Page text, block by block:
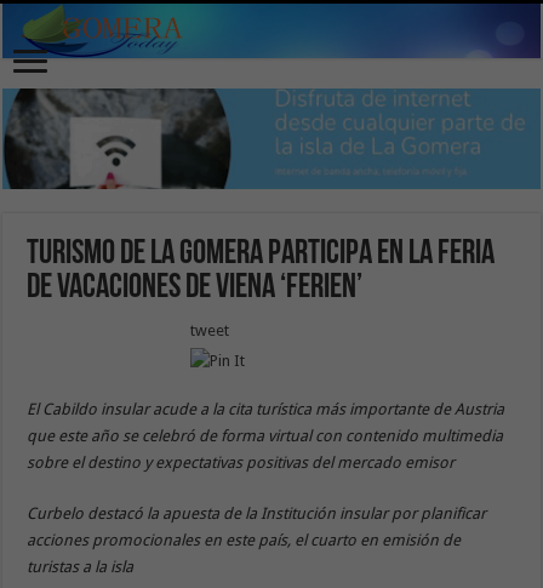
Turismo de La Gomera participa en la Feria
de Vacaciones de Viena ‘Ferien’
tweet
El Cabildo insular acude a la cita turística más importante de Austria
que este año se celebró de forma virtual con contenido multimedia
sobre el destino y expectativas positivas del mercado emisor
Curbelo destacó la apuesta de la Institución insular por planificar
acciones promocionales en este país, el cuarto en emisión de
turistas a la isla